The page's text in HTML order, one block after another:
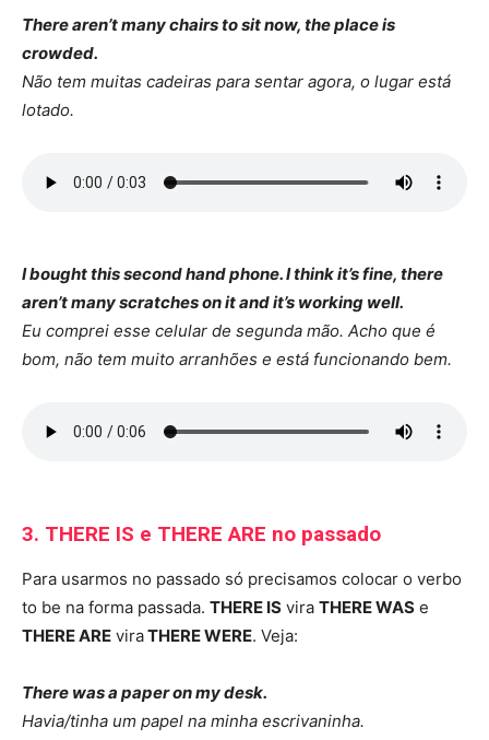
There aren’t many chairs to sit now, the place is
crowded.
Não tem muitas cadeiras para sentar agora, o lugar está
lotado.
I bought this second hand phone. I think it’s fine, there
aren’t many scratches on it and it’s working well.
Eu comprei esse celular de segunda mão. Acho que é
bom, não tem muito arranhões e está funcionando bem.
3. THERE IS e THERE ARE no passado
Para usarmos no passado só precisamos colocar o verbo
to be na forma passada. THERE IS vira THERE WAS e
THERE ARE viraTHERE WERE. Veja:
There was a paper on my desk.
Havia/tinha um papel na minha escrivaninha.